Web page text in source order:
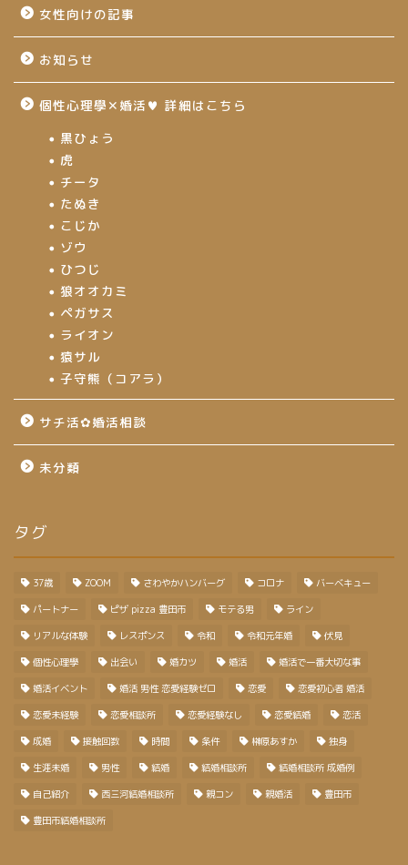
女性向けの記事
お知らせ
個性心理學✕婚活♥ 詳細はこちら
黒ひょう
虎
チータ
たぬき
こじか
ゾウ
ひつじ
狼オオカミ
ペガサス
ライオン
猿サル
子守熊（コアラ）
サチ活✿婚活相談
未分類
タグ
37歳 ZOOM さわやかハンバーグ コロナ バーベキュー
パートナー ピザ pizza 豊田市 モテる男 ライン
リアルな体験 レスポンス 令和 令和元年婚 伏見
個性心理學 出会い 婚カツ 婚活 婚活で一番大切な事
婚活イベント 婚活 男性 恋愛経験ゼロ 恋愛 恋愛初心者 婚活
恋愛未経験 恋愛相談所 恋愛経験なし 恋愛結婚 恋活
成婚 接触回数 時間 条件 榊原あすか 独身
生涯未婚 男性 結婚 結婚相談所 結婚相談所 成婚例
自己紹介 西三河結婚相談所 親コン 親婚活 豊田市
豊田市結婚相談所